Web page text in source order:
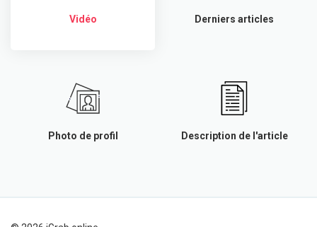
Vidéo Derniers articles
Photo de profil Description de l'article